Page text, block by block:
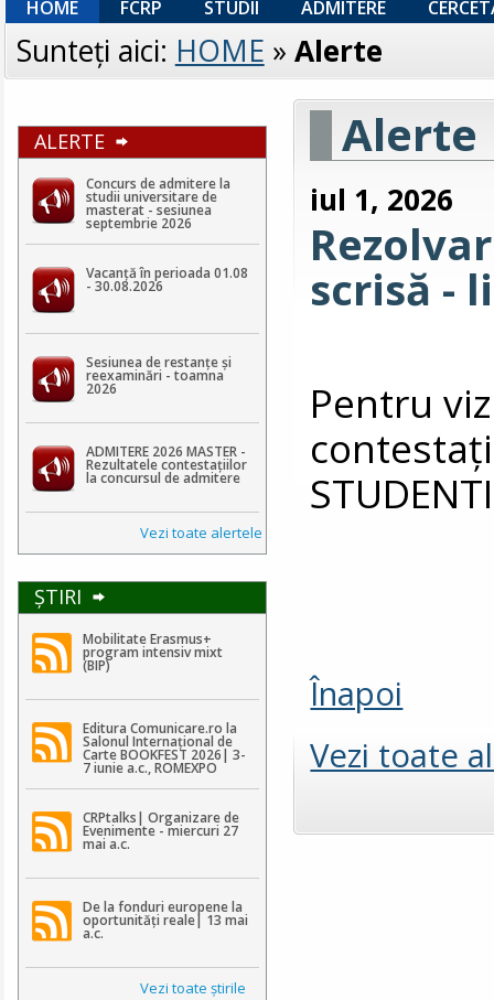
HOME FCRP STUDII ADMITERE
Sunteţi aici: HOME » Alerte
ALERTE
Concurs de admitere la
studii universitare de
masterat - sesiunea
septembrie 2026
Vacanță în perioada 01.08
- 30.08.2026
Sesiunea de restanțe și
reexaminări - toamna
2026
ADMITERE 2026 MASTER -
Rezultatele contestaţiilor
la concursul de admitere
Vezi toate alertele
ŞTIRI
Mobilitate Erasmus+
program intensiv mixt
(BIP)
Editura Comunicare.ro la
Salonul Internațional de
Carte BOOKFEST 2026| 3-
7 iunie a.c., ROMEXPO
CRPtalks| Organizare de
Evenimente - miercuri 27
mai a.c.
De la fonduri europene la
oportunități reale| 13 mai
a.c.
Vezi toate ştirile
Alerte
iul 1, 2026
scrisă -
Pentru
Înapoi
Vezi toate